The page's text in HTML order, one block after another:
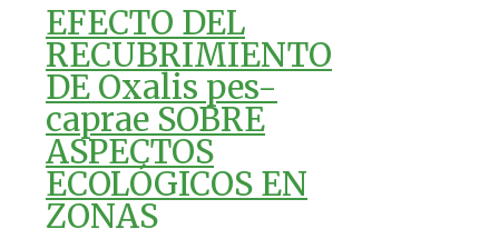
EFECTO DEL
RECUBRIMIENTO
DE Oxalis pes-
caprae SOBRE
ASPECTOS
ECOLÓGICOS EN
ZONAS